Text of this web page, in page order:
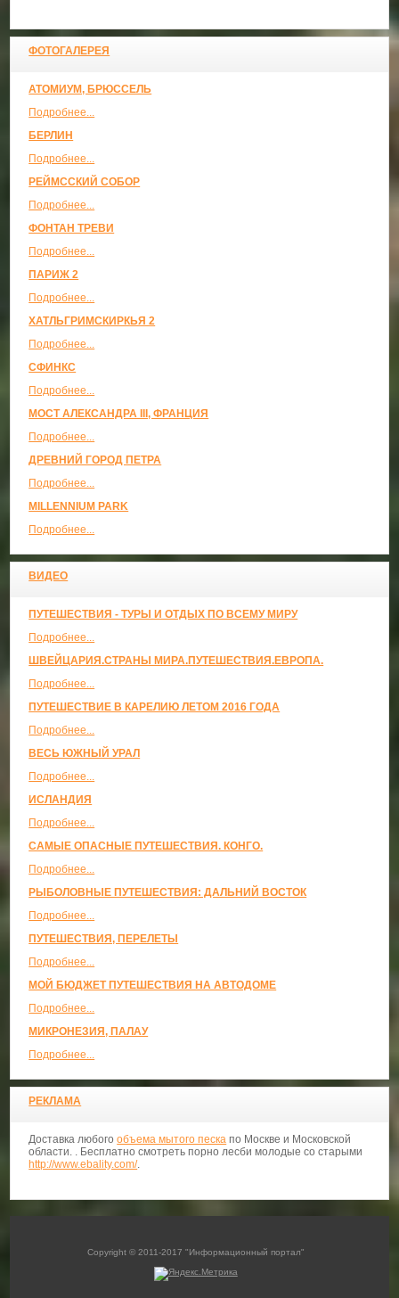
ФОТОГАЛЕРЕЯ
АТОМИУМ, БРЮССЕЛЬ
Подробнее...
БЕРЛИН
Подробнее...
РЕЙМССКИЙ СОБОР
Подробнее...
ФОНТАН ТРЕВИ
Подробнее...
ПАРИЖ 2
Подробнее...
ХАТЛЬГРИМСКИРКЬЯ 2
Подробнее...
СФИНКС
Подробнее...
МОСТ АЛЕКСАНДРА III, ФРАНЦИЯ
Подробнее...
ДРЕВНИЙ ГОРОД ПЕТРА
Подробнее...
MILLENNIUM PARK
Подробнее...
ВИДЕО
ПУТЕШЕСТВИЯ - ТУРЫ И ОТДЫХ ПО ВСЕМУ МИРУ
Подробнее...
ШВЕЙЦАРИЯ.СТРАНЫ МИРА.ПУТЕШЕСТВИЯ.ЕВРОПА.
Подробнее...
ПУТЕШЕСТВИЕ В КАРЕЛИЮ ЛЕТОМ 2016 ГОДА
Подробнее...
ВЕСЬ ЮЖНЫЙ УРАЛ
Подробнее...
ИСЛАНДИЯ
Подробнее...
САМЫЕ ОПАСНЫЕ ПУТЕШЕСТВИЯ. КОНГО.
Подробнее...
РЫБОЛОВНЫЕ ПУТЕШЕСТВИЯ: ДАЛЬНИЙ ВОСТОК
Подробнее...
ПУТЕШЕСТВИЯ, ПЕРЕЛЕТЫ
Подробнее...
МОЙ БЮДЖЕТ ПУТЕШЕСТВИЯ НА АВТОДОМЕ
Подробнее...
МИКРОНЕЗИЯ, ПАЛАУ
Подробнее...
РЕКЛАМА
Доставка любогообъема мытого песка по Москве и Московской
области. . Бесплатно смотреть порно лесби молодые со старыми
http://www.ebality.com/.
Copyright © 2011-2017 "Информационный портал"